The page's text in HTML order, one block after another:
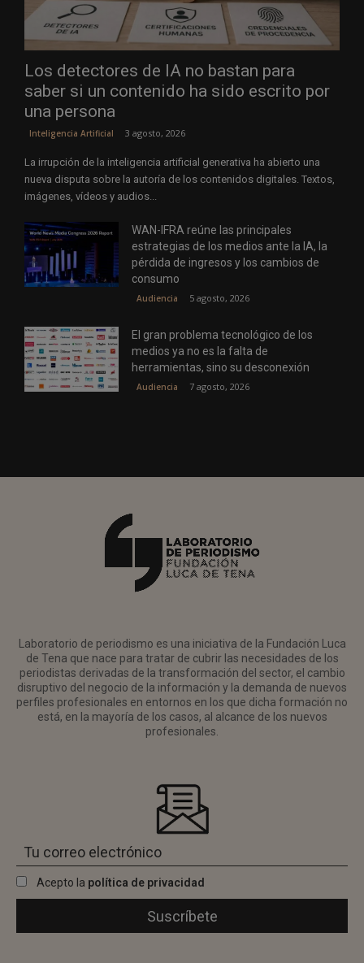
Los detectores de IA no bastan para
saber si un contenido ha sido escrito por
una persona
Inteligencia Artificial 3 agosto, 2026
La irrupción de la inteligencia artificial generativa ha abierto una
nueva disputa sobre la autoría de los contenidos digitales. Textos,
imágenes, vídeos y audios...
WAN-IFRA reúne las principales
estrategias de los medios ante la IA, la
pérdida de ingresos y los cambios de
consumo
Audiencia 5 agosto, 2026
El gran problema tecnológico de los
medios ya no es la falta de
herramientas, sino su desconexión
Audiencia 7 agosto, 2026
Laboratorio de periodismo es una iniciativa de la Fundación Luca
de Tena que nace para tratar de cubrir las necesidades de los
periodistas derivadas de la transformación del sector, el cambio
disruptivo del negocio de la información y la demanda de nuevos
perfiles profesionales en entornos en los que dicha formación no
está, en la mayoría de los casos, al alcance de los nuevos
profesionales.
Acepto la política de privacidad